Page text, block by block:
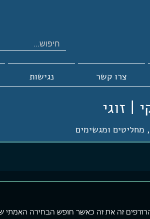
צרו קשר נגישות
| זוגי
מחליטים ומגשימים
זה את זה כאשר חופש הבחירה האמתי